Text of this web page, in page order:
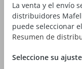
SIERRA DE
La venta y el envío
distribuidores
puede seleccionar
Resumen de
Seleccione su